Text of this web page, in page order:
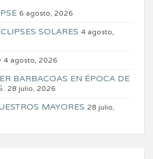
6 agosto, 2026
SOLARES 4 agosto,
4 agosto, 2026
BARBACOAS EN ÉPOCA DE
28 julio, 2026
MAYORES 28 julio,